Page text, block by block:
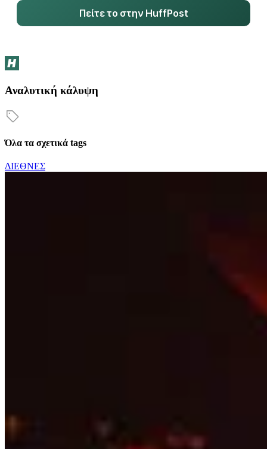
Πείτε το στην HuffPost
Αναλυτική κάλυψη
Όλα τα σχετικά tags
ΔΙΕΘΝΕΣ